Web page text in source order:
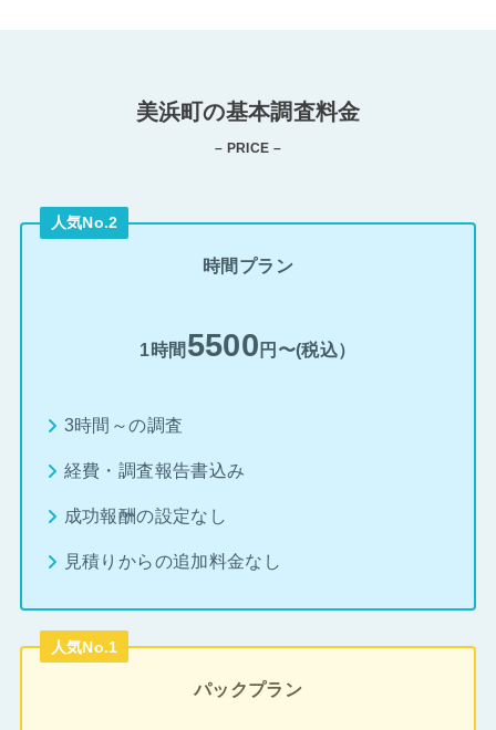
美浜町の基本調査料金
– PRICE –
人気No.2
時間プラン
1時間 5500 円〜(税込）
3時間～の調査
経費・調査報告書込み
成功報酬の設定なし
見積りからの追加料金なし
人気No.1
パックプラン